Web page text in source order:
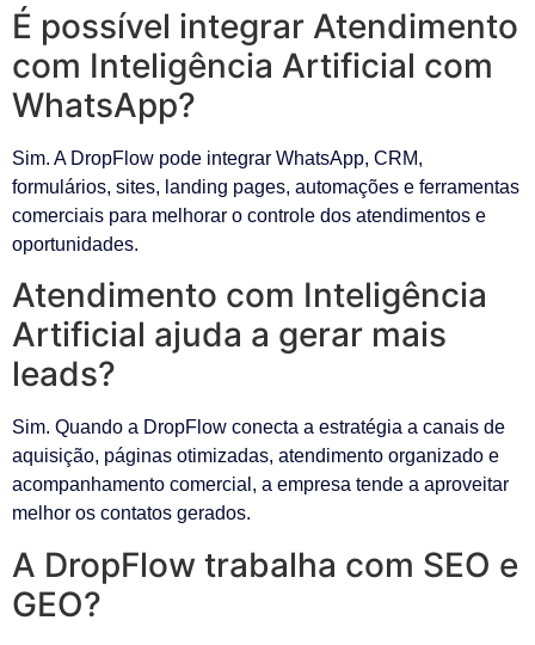
É possível integrar Atendimento
com Inteligência Artificial com
WhatsApp?
Sim. A DropFlow pode integrar WhatsApp, CRM,
formulários, sites, landing pages, automações e ferramentas
comerciais para melhorar o controle dos atendimentos e
oportunidades.
Atendimento com Inteligência
Artificial ajuda a gerar mais
leads?
Sim. Quando a DropFlow conecta a estratégia a canais de
aquisição, páginas otimizadas, atendimento organizado e
acompanhamento comercial, a empresa tende a aproveitar
melhor os contatos gerados.
A DropFlow trabalha com SEO e
GEO?